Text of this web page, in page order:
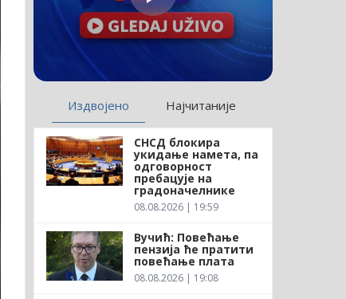
Издвојено Најчитаније
СНСД блокира
укидање намета, па
одговорност
пребацује на
градоначелнике
08.08.2026 | 19:59
Вучић: Повећање
пензија ће пратити
повећање плата
08.08.2026 | 19:08